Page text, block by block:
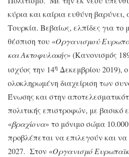
κύρια και καίρια ευθύνη
Τουρκία. Βεβαίως, ελπίδες για το
θέσπιση του «Οργανισμού
και Ακτοφυλακής» (Κανονισμός
ισχύος την 14η Δεκεμβρίου 2019),
ολοκληρωμένη διαχείριση των
Ένωσης και στην
πολιτικής επιστροφών, με βασικό
«βραχίονα» το μόνιμο σώμα
προβλέπεται να επιλεγούν και
2027. Στον «Οργανισμό